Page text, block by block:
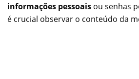
informações pessoais ou senhas
é crucial observar o conteúdo da